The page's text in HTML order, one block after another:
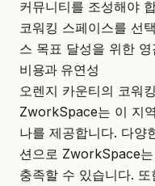
커뮤니티를 조성해야
코워킹 스페이스를 선
스 목표 달성을 위한
비용과 유연성
오렌지 카운티의 코워
ZworkSpace는 이 지
나를 제공합니다. 다양
션으로 ZworkSpace
충족할 수 있습니다.